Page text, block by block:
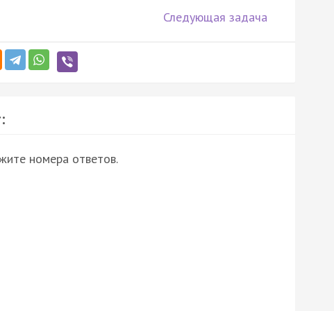
Следующая задача
номера ответов.